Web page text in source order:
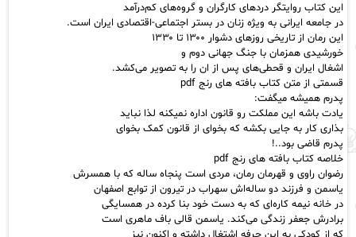
این کتاب روایتگر دردهای کارگران و گروه‌های کم‌درآمد
در جامعه ایرانی به ویژه زنان در بستر اجتماعی-اقتصادی ایران است.
این رمان از تاریخی روزهای دشوار ۱۳۰۰ تا ۱۳۳۰
خورشیدی همزمان با جنگ جهانی دوم و
اشغال ایران و قحطی‌های پس از ان را بهتصویرمی‌کشد.
قسمتی از متن کتاب بافته های رنج pdf
پدرم همیشه میگفت:
یادت باشه این مملکت رو قانون اداره نمیکنه لذا نباید
بذاری کار به جایی بکشه که بخوای از قانون کمک بخوای
پدرمقاضیبود..!
خلاصه کتاب بافته های رنج pdf
رضوان راوی و قهرمان رمان، مردی است پنجاه ساله که با همسرش
یاسمن و فرزند دو ساله‌اش سهراب در تیرون از توابع اصفهان
در خانه نیمه کاره‌ای که به دست خود بنا کرده در همسایگی
برادرش جعفر زندگی می‌کند. یاسمنقالی باف ماهری است